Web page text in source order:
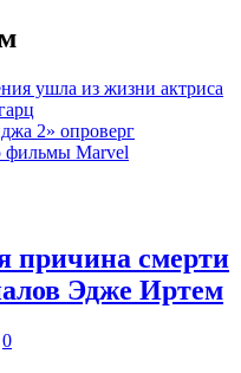
ушла из жизни актриса
2» опроверг
фильмы Marvel
причина смерти
Эдже Иртем
0